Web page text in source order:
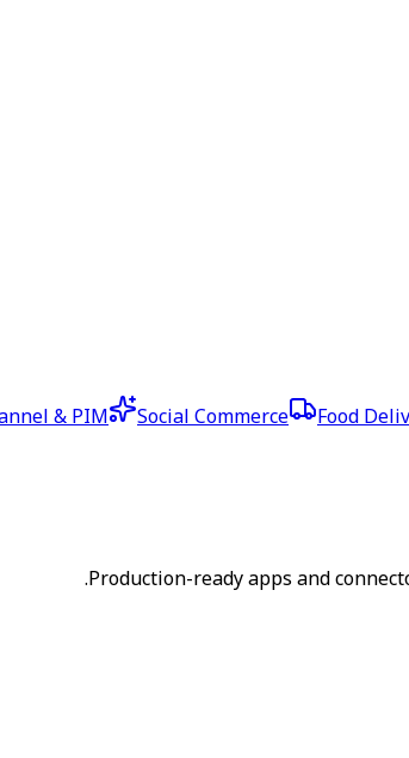
& PIM Social Commerce Food
Production-ready apps and